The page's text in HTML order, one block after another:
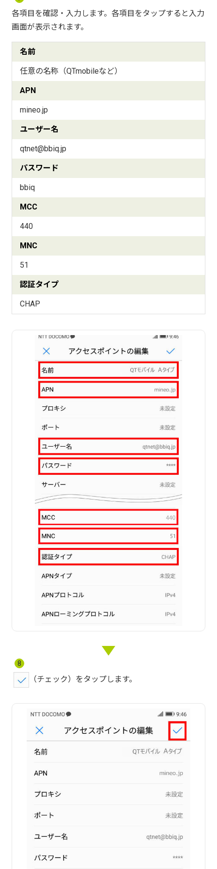
各項目を確認・入力します。各項目をタップすると入力
画面が表示されます。
名前
任意の名称（QTmobileなど）
APN
mineo.jp
ユーザー名
qtnet@bbiq.jp
パスワード
bbiq
MCC
440
MNC
51
認証タイプ
CHAP
8
（チェック）をタップし ます。